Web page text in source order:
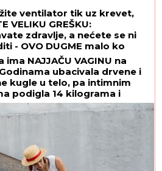
ventilator tik uz krevet,
VELIKU GREŠKU:
zdravlje, a nećete se ni
- OVO DUGME malo ko
pravi najveću razliku
ima NAJJAČU VAGINU na
ubacivala drvene i
kugle u telo, pa intimnim
podigla 14 kilograma i
globalno poznata